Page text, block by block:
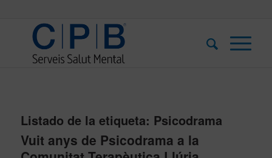
Listado de la etiqueta: Psicodrama
Vuit anys de Psicodrama a la